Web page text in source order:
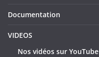
Documentation
VIDEOS
Nos vidéos sur YouTube